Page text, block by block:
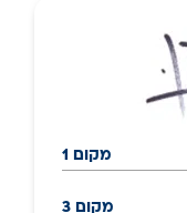
מקום 1
מקום 3